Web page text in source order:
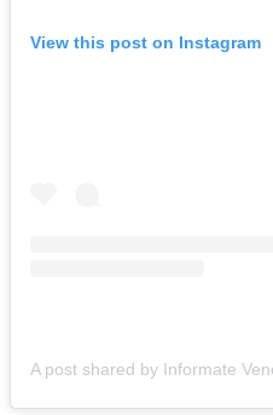
View this post on Instagram